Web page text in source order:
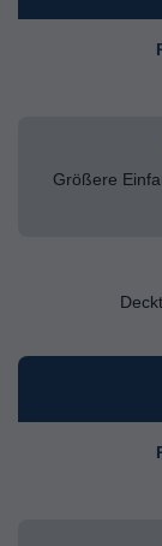
Größere